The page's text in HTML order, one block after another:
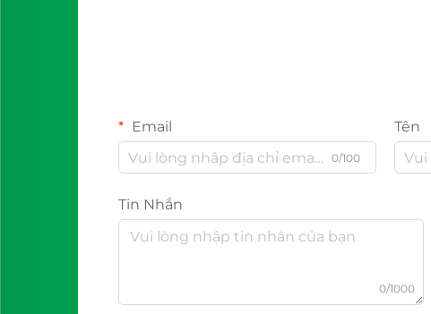
Email
0/100
Tên
Tin Nhắn
0/1000